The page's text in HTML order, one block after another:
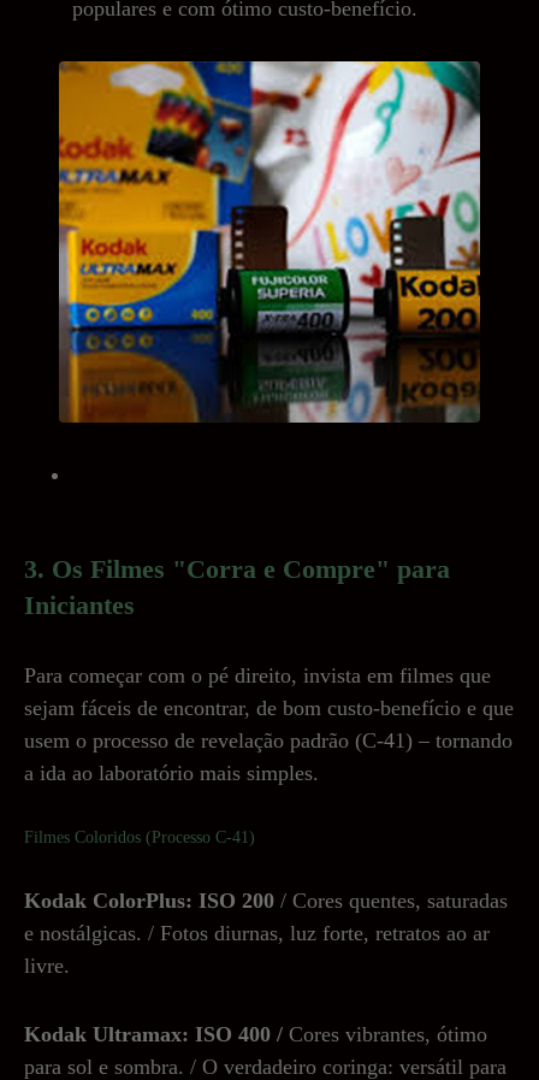
populares e com ótimo custo-benefício.
3. Os Filmes "Corra e Compre" para
Iniciantes
Para começar com o pé direito, invista em filmes que
sejam fáceis de encontrar, de bom custo-benefício e que
usem o processo de revelação padrão (C-41) – tornando
a ida ao laboratório mais simples.
Filmes Coloridos (Processo C-41)
Kodak ColorPlus: ISO 200 / Cores quentes, saturadas
e nostálgicas. / Fotos diurnas, luz forte, retratos ao ar
livre.
Kodak Ultramax: ISO 400 / Cores vibrantes, ótimo
para sol e sombra. / O verdadeiro coringa: versátil para